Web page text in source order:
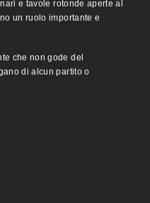
e tavole rotonde aperte al
un ruolo importante e
che non gode del
di alcun partito o